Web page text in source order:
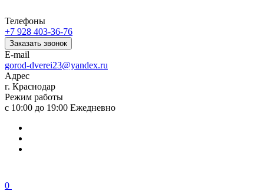
Телефоны
+7 928 403-36-76
Заказать звонок
E-mail
gorod-dverei23@yandex.ru
Адрес
г. Краснодар
Режим работы
с 10:00 до 19:00 Ежедневно
0